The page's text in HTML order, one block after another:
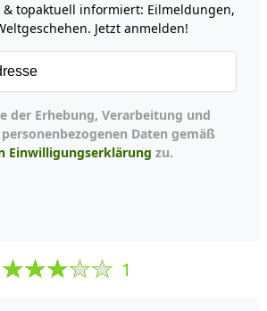
& topaktuell informiert: Eilmeldungen,
Jetzt anmelden!
Daten gemäß
Einwilligungserklärung zu.
1